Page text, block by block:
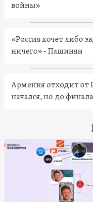
войны»
«Россия хочет либо
ничего» - Пашинян
Армения отходит от
начался, но до